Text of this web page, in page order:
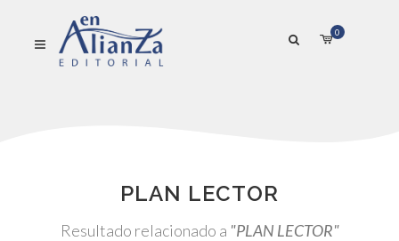
0
PLAN LECTOR
Resultado relacionado a "PLAN LECTOR"